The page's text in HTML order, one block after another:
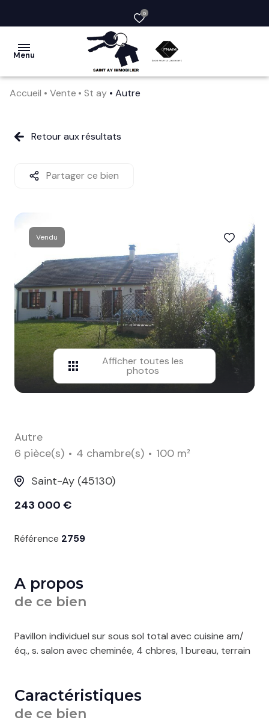
0
Menu
vendre
société
services
clients
contact
Accueil Vente St ay Autre
Retour aux résultats
Partager ce bien
Vendu
Afficher toutes les
photos
Autre
6 pièce(s)
4 chambre(s)
100 m²
Saint-Ay (45130)
243 000 €
Référence 2759
A propos
de ce bien
Pavillon individuel sur sous sol total avec cuisine am/
éq., s. salon avec cheminée, 4 chbres, 1 bureau, terrain
Caractéristiques
de ce bien